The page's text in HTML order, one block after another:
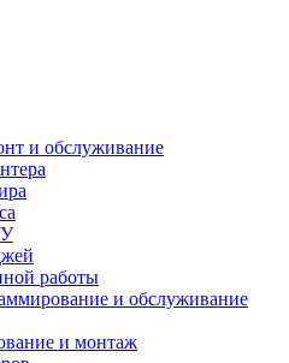
и обслуживание
работы
и обслуживание
и монтаж